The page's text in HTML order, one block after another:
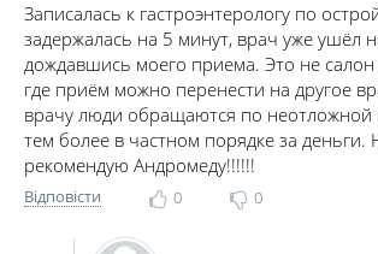
Записалась к гастроэнтерологу по
задержалась на 5 минут, врач уже ушёл
дождавшись моего приема. Это не салон
где приём можно перенести на другое
врачу люди обращаются по
тем более в частном порядке за деньги.
рекомендую Андромеду!!!!!!
Відповісти 0 0